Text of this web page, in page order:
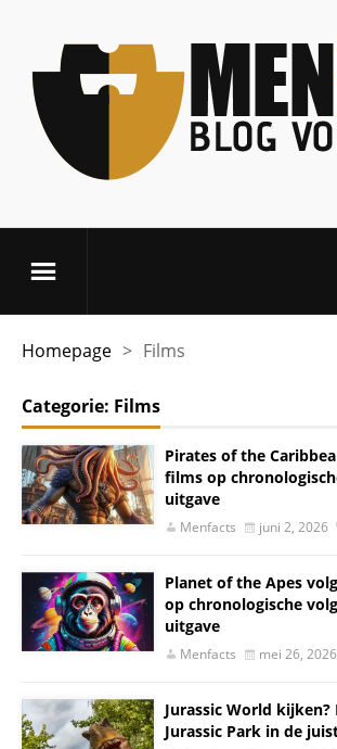
Homepage > Films
Categorie: Films
Pirates of the
films op
uitgave
Menfacts juni 2, 2026
Planet of the Apes
op chronologische
uitgave
Menfacts mei 26, 2026
Jurassic World
Jurassic Park in de